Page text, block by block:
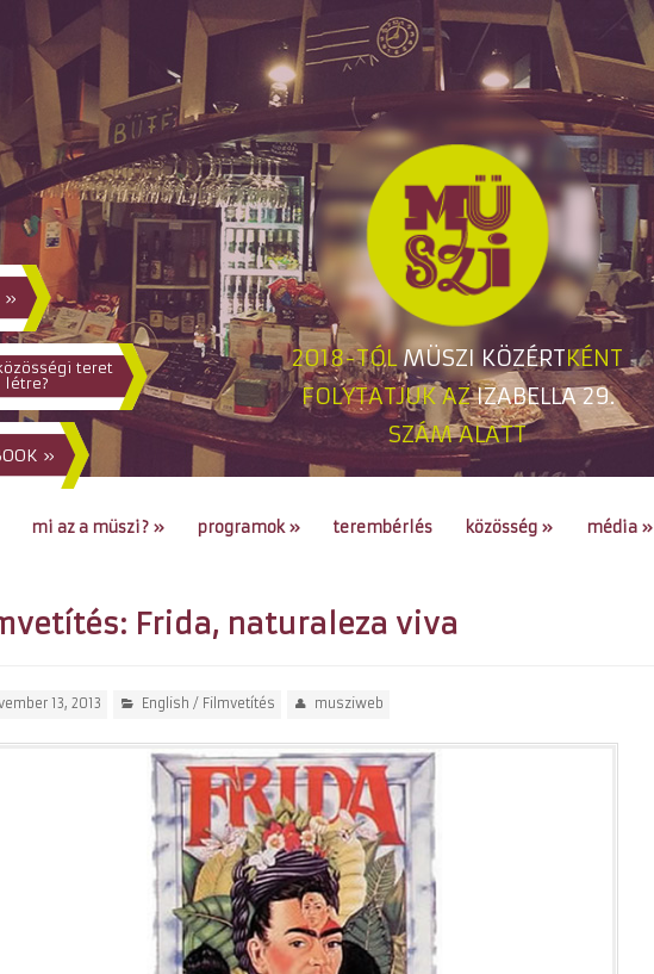
2018-TÓLMÜSZI KÖZÉRTKÉNT
FOLYTATJUK AZIZABELLA 29.
SZÁM ALATT
»
teret
létre?
»
mi az a müszi? » programok» terembérlés közösség » média »
Frida, naturaleza viva
13, 2013 English / Filmvetítés musziweb